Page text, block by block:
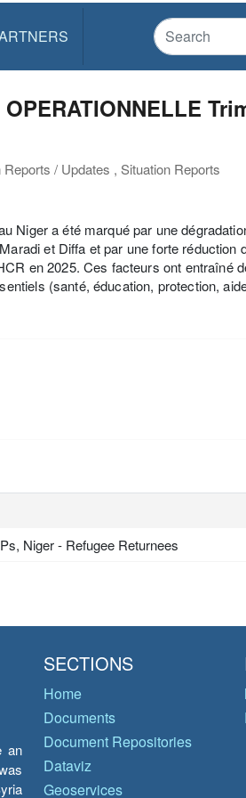
/ Updates , Situation Reports
Niger a été marqué par une
et Diffa et par une forte réduction
en 2025. Ces facteurs ont entraîné
(santé, éducation, protection,
Niger - Refugee Returnees
an
SECTIONS
Home
Documents
Document Repositories
Dataviz
Geoservices